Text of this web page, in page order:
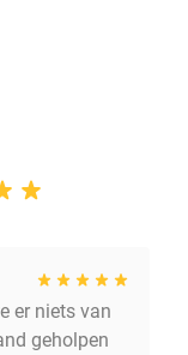
er niets van
geholpen